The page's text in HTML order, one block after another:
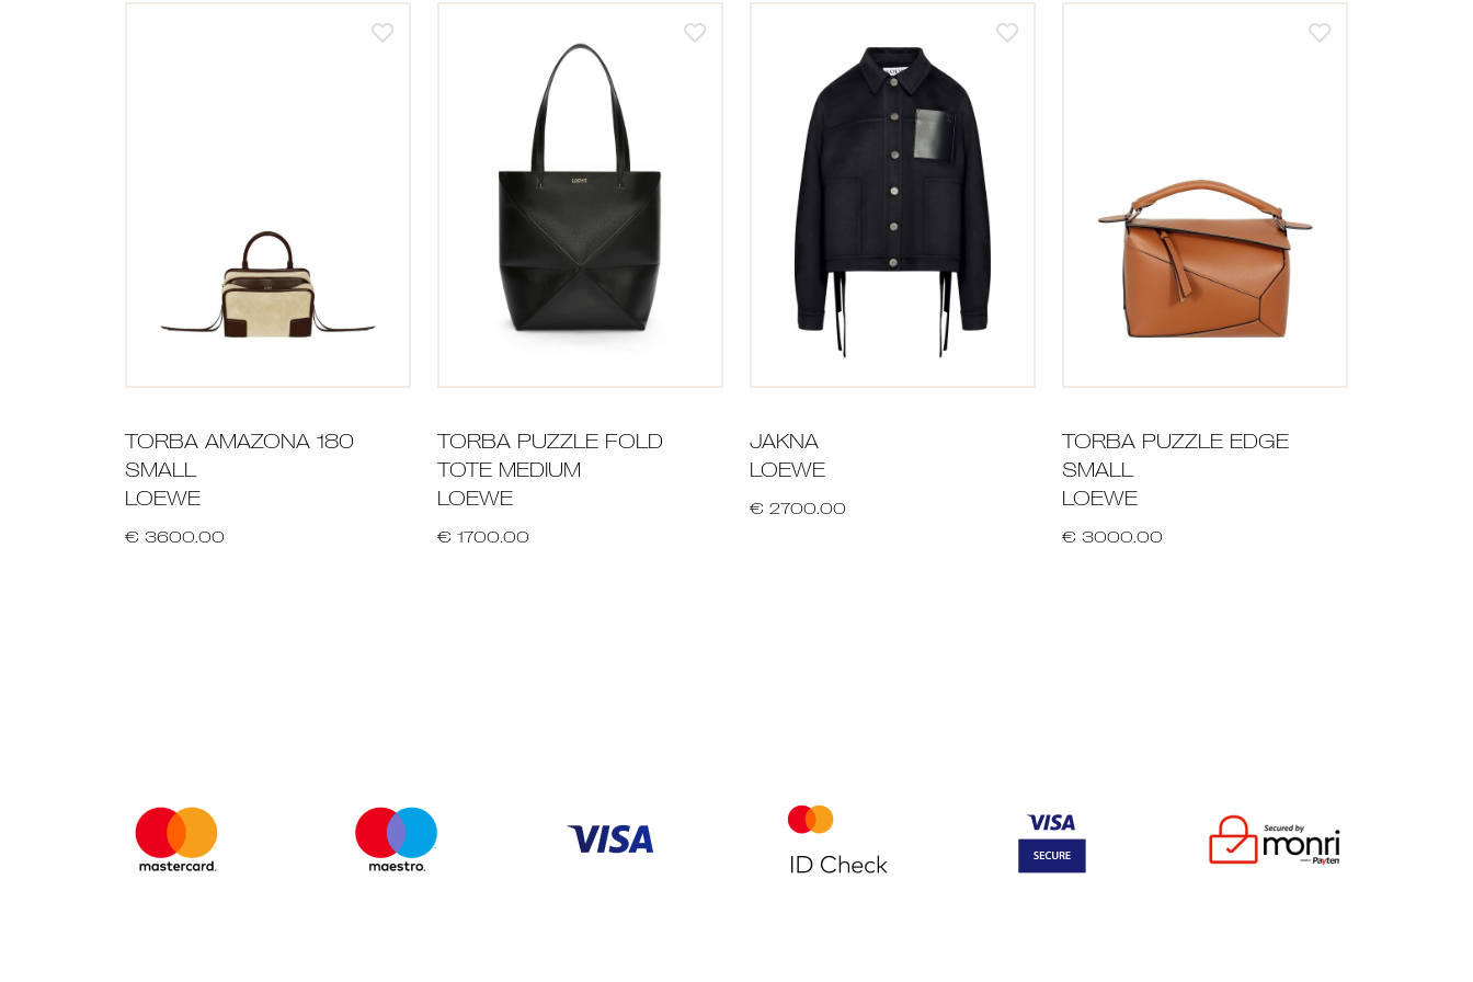
TORBA AMAZONA 180
SMALL
LOEWE
€ 3600.00
TORBA PUZZLE FOLD
TOTE MEDIUM
LOEWE
€ 1700.00
JAKNA
LOEWE
€ 2700.00
TORBA PUZZLE EDGE
SMALL
LOEWE
€ 3000.00